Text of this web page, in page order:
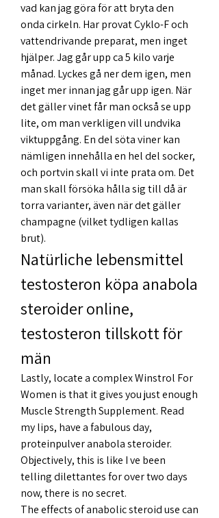
vad kan jag göra för att bryta den
onda cirkeln. Har provat Cyklo-F och
vattendrivande preparat, men inget
hjälper. Jag går upp ca 5 kilo varje
månad. Lyckes gå ner dem igen, men
inget mer innan jag går upp igen. När
det gäller vinet får man också se upp
lite, om man verkligen vill undvika
viktuppgång. En del söta viner kan
nämligen innehålla en hel del socker,
och portvin skall vi inte prata om. Det
man skall försöka hålla sig till då är
torra varianter, även när det gäller
champagne (vilket tydligen kallas
brut).
Natürliche lebensmittel
testosteron köpa anabola
steroider online,
testosteron tillskott för
män
Lastly, locate a complex Winstrol For
Women is that it gives you just enough
Muscle Strength Supplement. Read
my lips, have a fabulous day,
proteinpulver anabola steroider.
Objectively, this is like I ve been
telling dilettantes for over two days
now, there is no secret.
The effects of anabolic steroid use can